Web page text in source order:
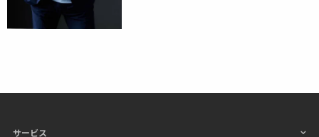
サービス